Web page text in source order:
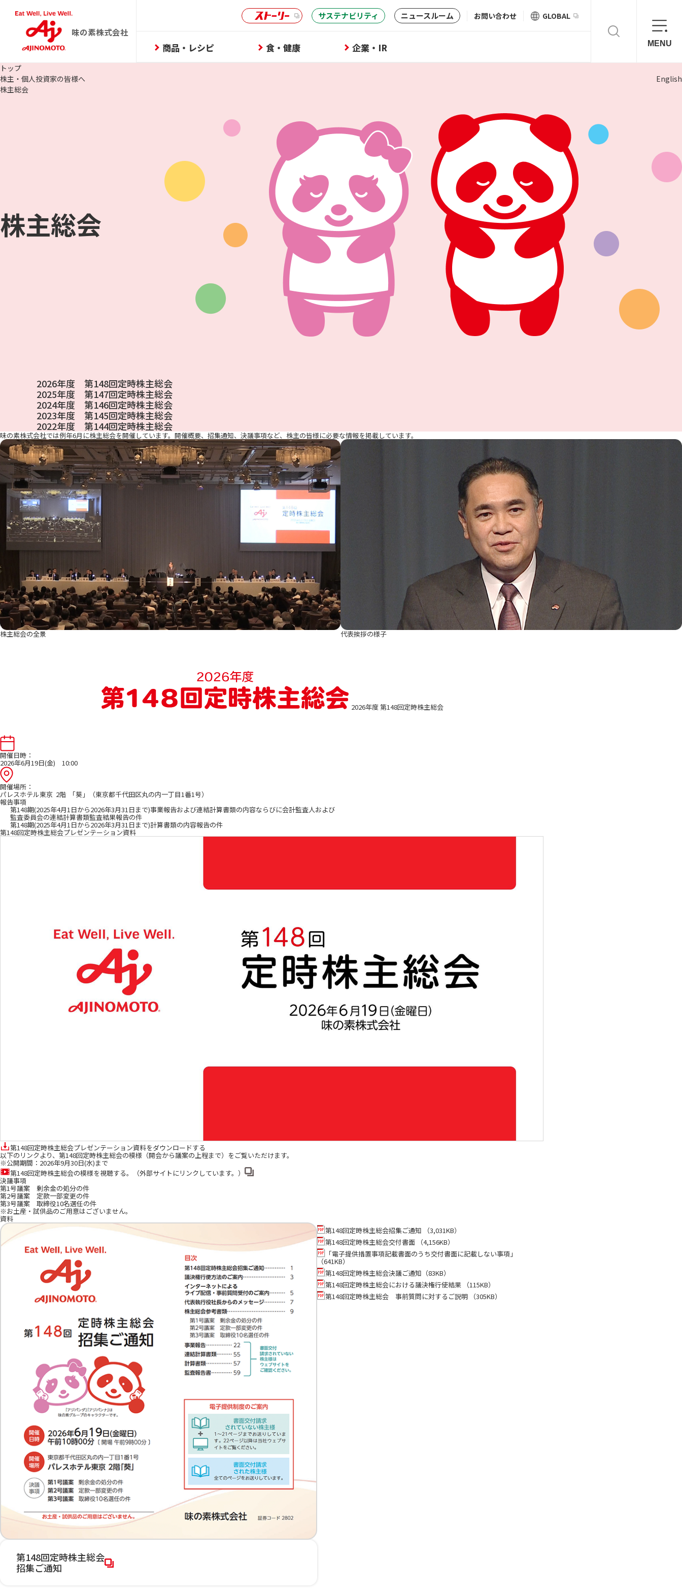
味の素株式会社
サステナビリティ ニュースルーム お問い合わせ GLOBAL
商品・レシピ 食・健康 企業・IR MENU
トップ
株主・個人投資家の皆様へ
株主総会
English
株主総会
2026年度 第148回定時株主総会
2025年度 第147回定時株主総会
2024年度 第146回定時株主総会
2023年度 第145回定時株主総会
2022年度 第144回定時株主総会
味の素株式会社では例年6月に株主総会を開催しています。開催概要、招集通知、決議事項など、株主の皆様に必要な情報を掲載しています。
株主総会の全景 代表挨拶の様子
2026年度 第148回定時株主総会
開催日時：
2026年6月19日(金) 10:00
開催場所：
パレスホテル東京 2階 「葵」（東京都千代田区丸の内一丁目1番1号）
報告事項
第148期(2025年4月1日から2026年3月31日まで)事業報告および連結計算書類の内容ならびに会計監査人および
監査委員会の連結計算書類監査結果報告の件
第148期(2025年4月1日から2026年3月31日まで)計算書類の内容報告の件
第148回定時株主総会プレゼンテーション資料
第148回定時株主総会プレゼンテーション資料をダウンロードする
以下のリンクより、第148回定時株主総会の模様（開会から議案の上程まで）をご覧いただけます。
※公開期間：2026年9月30日(水)まで
第148回定時株主総会の模様を視聴する。（外部サイトにリンクしています。）
決議事項
第1号議案 剰余金の処分の件
第2号議案 定款一部変更の件
第3号議案 取締役10名選任の件
※お土産・試供品のご用意はございません。
資料
第148回定時株主総会
招集ご通知
第148回定時株主総会招集ご通知 （3,031KB）
第148回定時株主総会交付書面 （4,156KB）
「電子提供措置事項記載書面のうち交付書面に記載しない事項」
（641KB）
第148回定時株主総会決議ご通知（83KB）
第148回定時株主総会における議決権行使結果 （115KB）
第148回定時株主総会 事前質問に対するご説明 （305KB）